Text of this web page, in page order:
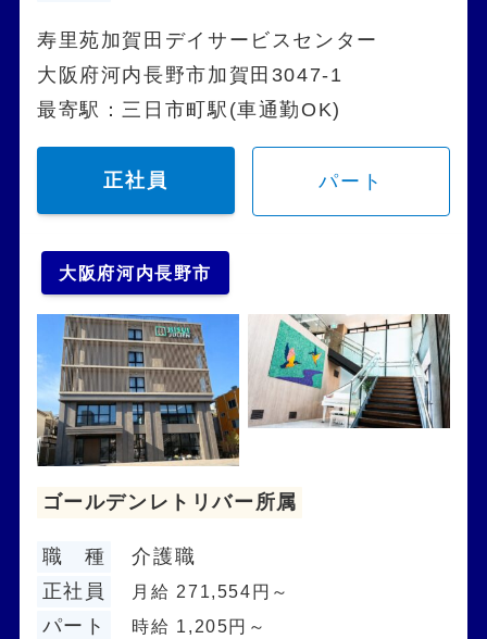
寿里苑加賀田デイサービスセンター
大阪府河内長野市加賀田3047-1
最寄駅：三日市町駅(車通勤OK)
正社員 パート
大阪府河内長野市
ゴールデンレトリバー所属
職 種
介護職
正社員
月給 271,554円～
パート 時給 1,205円～